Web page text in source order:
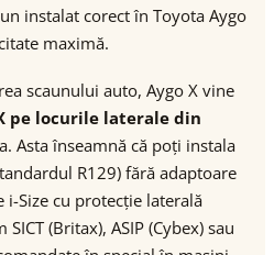
instalat corect în Toyota Aygo
maximă.
scaunului auto, Aygo X vine
pe locurile laterale din
Asta înseamnă că poți instala
R129) fără adaptoare
i-Size cu protecție laterală
(Britax), ASIP (Cybex) sau